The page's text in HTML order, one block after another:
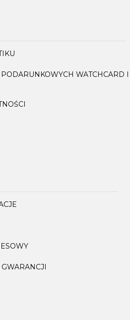
WATCHCARD I